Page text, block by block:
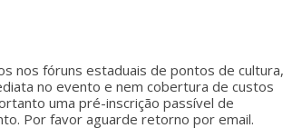
nos fóruns estaduais de pontos de cultura,
no evento e nem cobertura de custos
uma pré-inscrição passível de
Por favor aguarde retorno por email.